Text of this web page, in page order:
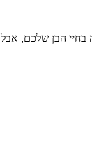
הבן שלכם,